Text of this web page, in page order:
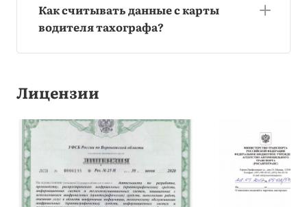
Как считывать данные с карты
водителя тахографа?
Лицензии